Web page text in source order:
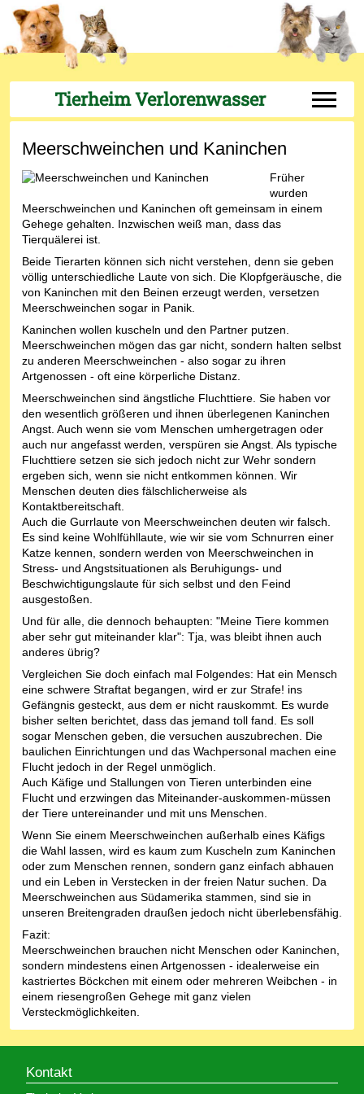
Tierheim Verlorenwasser Off-
Meerschweinchen und Kaninchen
Früher
wurden
Meerschweinchen und Kaninchen oft gemeinsam in einem
Gehege gehalten. Inzwischen weiß man, dass das
Tierquälerei ist.
Beide Tierarten können sich nicht verstehen, denn sie geben
völlig unterschiedliche Laute von sich. Die Klopfgeräusche, die
von Kaninchen mit den Beinen erzeugt werden, versetzen
Meerschweinchen sogar in Panik.
Kaninchen wollen kuscheln und den Partner putzen.
Meerschweinchen mögen das gar nicht, sondern halten selbst
zu anderen Meerschweinchen - also sogar zu ihren
Artgenossen - oft eine körperliche Distanz.
Meerschweinchen sind ängstliche Fluchttiere. Sie haben vor
den wesentlich größeren und ihnen überlegenen Kaninchen
Angst. Auch wenn sie vom Menschen umhergetragen oder
auch nur angefasst werden, verspüren sie Angst. Als typische
Fluchttiere setzen sie sich jedoch nicht zur Wehr sondern
ergeben sich, wenn sie nicht entkommen können. Wir
Menschen deuten dies fälschlicherweise als
Kontaktbereitschaft.
Auch die Gurrlaute von Meerschweinchen deuten wir falsch.
Es sind keine Wohlfühllaute, wie wir sie vom Schnurren einer
Katze kennen, sondern werden von Meerschweinchen in
Stress- und Angstsituationen als Beruhigungs- und
Beschwichtigungslaute für sich selbst und den Feind
ausgestoßen.
Und für alle, die dennoch behaupten: "Meine Tiere kommen
aber sehr gut miteinander klar": Tja, was bleibt ihnen auch
anderes übrig?
Vergleichen Sie doch einfach mal Folgendes: Hat ein Mensch
eine schwere Straftat begangen, wird er zur Strafe! ins
Gefängnis gesteckt, aus dem er nicht rauskommt. Es wurde
bisher selten berichtet, dass das jemand toll fand. Es soll
sogar Menschen geben, die versuchen auszubrechen. Die
baulichen Einrichtungen und das Wachpersonal machen eine
Flucht jedoch in der Regel unmöglich.
Auch Käfige und Stallungen von Tieren unterbinden eine
Flucht und erzwingen das Miteinander-auskommen-müssen
der Tiere untereinander und mit uns Menschen.
Wenn Sie einem Meerschweinchen außerhalb eines Käfigs
die Wahl lassen, wird es kaum zum Kuscheln zum Kaninchen
oder zum Menschen rennen, sondern ganz einfach abhauen
und ein Leben in Verstecken in der freien Natur suchen. Da
Meerschweinchen aus Südamerika stammen, sind sie in
unseren Breitengraden draußen jedoch nicht überlebensfähig.
Fazit:
Meerschweinchen brauchen nicht Menschen oder Kaninchen,
sondern mindestens einen Artgenossen - idealerweise ein
kastriertes Böckchen mit einem oder mehreren Weibchen - in
einem riesengroßen Gehege mit ganz vielen
Versteckmöglichkeiten.
Kontakt